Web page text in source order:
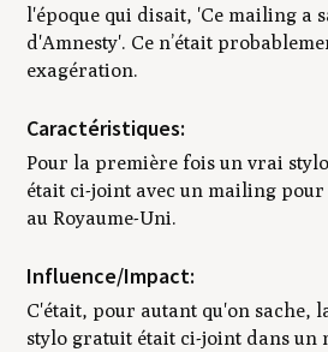
l'époque qui disait, 'Ce mailing a
d'Amnesty'. Ce n’était
exagération.
Caractéristiques:
Pour la première fois un vrai
était ci-joint avec un mailing
au Royaume-Uni.
Influence/Impact:
C'était, pour autant qu'on sache,
stylo gratuit était ci-joint dans un